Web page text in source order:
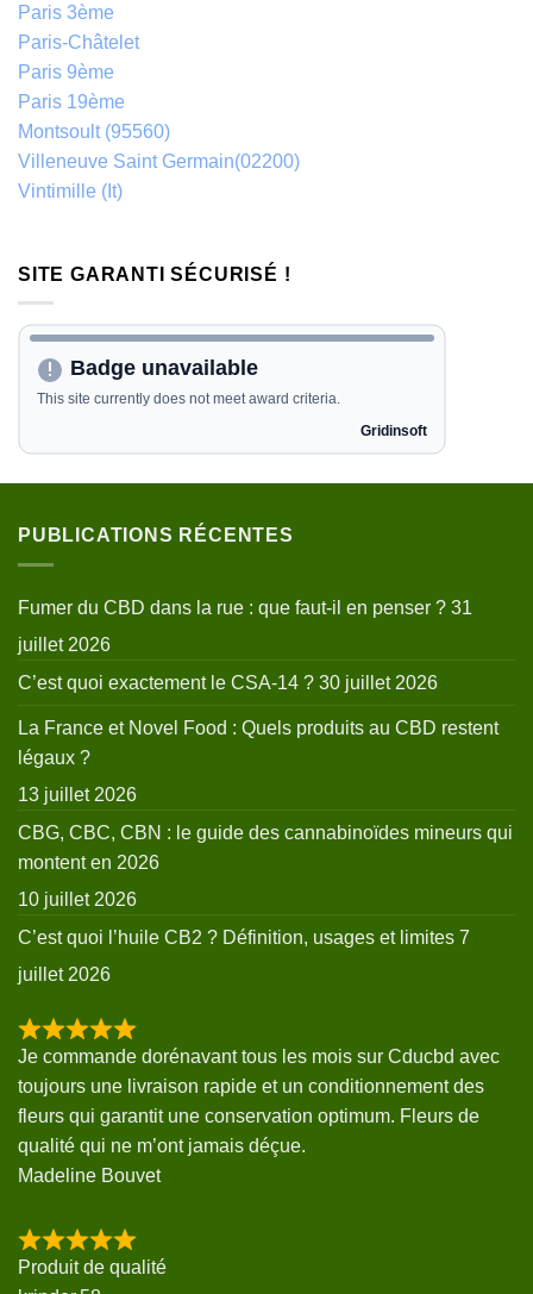
Paris 3ème
Paris-Châtelet
Paris 9ème
Paris 19ème
Montsoult (95560)
Villeneuve Saint Germain(02200)
Vintimille (It)
SITE GARANTI SÉCURISÉ !
PUBLICATIONS RÉCENTES
Fumer du CBD dans la rue : que faut-il en penser ? 31
juillet 2026
C’est quoi exactement le CSA-14 ? 30 juillet 2026
La France et Novel Food : Quels produits au CBD restent
légaux ?
13 juillet 2026
CBG, CBC, CBN : le guide des cannabinoïdes mineurs qui
montent en 2026
10 juillet 2026
C’est quoi l’huile CB2 ? Définition, usages et limites 7
juillet 2026
Je commande dorénavant tous les mois sur Cducbd avec
toujours une livraison rapide et un conditionnement des
fleurs qui garantit une conservation optimum. Fleurs de
qualité qui ne m’ont jamais déçue.
Madeline Bouvet
Produit de qualité